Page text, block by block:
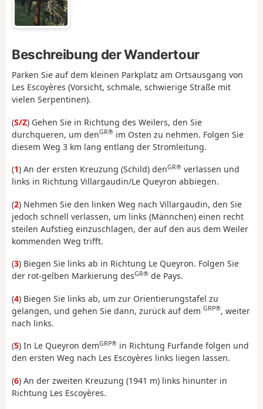
Beschreibung der Wandertour
Parken Sie auf dem kleinen Parkplatz am Ortsausgang von
Les Escoyères (Vorsicht, schmale, schwierige Straße mit
vielen Serpentinen).
(S/Z) Gehen Sie in Richtung des Weilers, den Sie
durchqueren, um denGR® im Osten zu nehmen. Folgen Sie
diesem Weg 3 km lang entlang der Stromleitung.
(1) An der ersten Kreuzung (Schild) denGR® verlassen und
links in Richtung Villargaudin/Le Queyron abbiegen.
(2) Nehmen Sie den linken Weg nach Villargaudin, den Sie
jedoch schnell verlassen, um links (Männchen) einen recht
steilen Aufstieg einzuschlagen, der auf den aus dem Weiler
kommenden Weg trifft.
(3) Biegen Sie links ab in Richtung Le Queyron. Folgen Sie
der rot-gelben Markierung desGR® de Pays.
(4) Biegen Sie links ab, um zur Orientierungstafel zu
gelangen, und gehen Sie dann, zurück auf dem GRP®, weiter
nach links.
(5) In Le Queyron demGRP® in Richtung Furfande folgen und
den ersten Weg nach Les Escoyères links liegen lassen.
(6) An der zweiten Kreuzung (1941 m) links hinunter in
Richtung Les Escoyères.